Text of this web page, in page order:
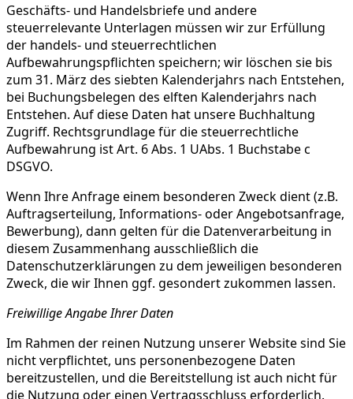
Geschäfts- und Handelsbriefe und andere
steuerrelevante Unterlagen müssen wir zur Erfüllung
der handels- und steuerrechtlichen
Aufbewahrungspflichten speichern; wir löschen sie bis
zum 31. März des siebten Kalenderjahrs nach Entstehen,
bei Buchungsbelegen des elften Kalenderjahrs nach
Entstehen. Auf diese Daten hat unsere Buchhaltung
Zugriff. Rechtsgrundlage für die steuerrechtliche
Aufbewahrung ist Art. 6 Abs. 1 UAbs. 1 Buchstabe c
DSGVO.
Wenn Ihre Anfrage einem besonderen Zweck dient (z.B.
Auftragserteilung, Informations- oder Angebotsanfrage,
Bewerbung), dann gelten für die Datenverarbeitung in
diesem Zusammenhang ausschließlich die
Datenschutzerklärungen zu dem jeweiligen besonderen
Zweck, die wir Ihnen ggf. gesondert zukommen lassen.
Freiwillige Angabe Ihrer Daten
Im Rahmen der reinen Nutzung unserer Website sind Sie
nicht verpflichtet, uns personenbezogene Daten
bereitzustellen, und die Bereitstellung ist auch nicht für
die Nutzung oder einen Vertragsschluss erforderlich.